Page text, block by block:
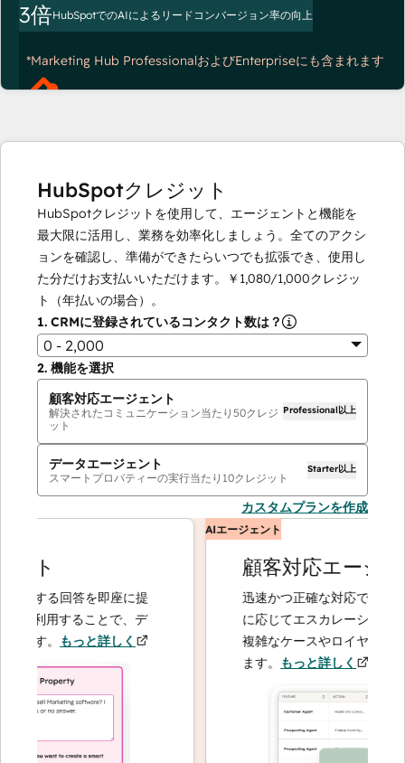
3倍HubSpotでのAIによるリードコンバージョン率の向上
*Marketing Hub ProfessionalおよびEnterpriseにも含まれます
HubSpotクレジット
HubSpotクレジットを使用して、エージェントと機能を
最大限に活用し、業務を効率化しましょう。全てのアクシ
ョンを確認し、準備ができたらいつでも拡張でき、使用し
た分だけお支払いいただけます。
￥1,080/1,000クレジッ
ト（年払いの場合）。
1. CRMに登録されているコンタクト数は？
0 - 2,000
2. 機能を選択
顧客対応エージェント
解決されたコミュニケーション当たり 50クレジ
ット
Professional以上
データエージェント
スマートプロパティーの実行当たり 10クレジット
Starter以上
カスタムプランを作成
する回答を即座に提
利用することで、デ
もっと詳しく
AIエージェント
顧客対応エージェン
迅速かつ正確な対応で問い合わ
に応じてエスカレーションする
複雑なケースやロイヤルティー
ます。もっと詳しく